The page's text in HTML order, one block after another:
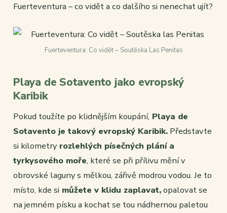
Fuerteventura – co vidět a co dalšího si nenechat ujít?
Fuerteventura: Co vidět – Soutěska Las Penitas
Playa de Sotavento jako evropský
Karibik
Pokud toužíte po klidnějším koupání, Playa de
Sotavento je takový evropský Karibik. Představte
si kilometryrozlehlých písečných plání a
tyrkysového moře, které se při přílivu mění v
obrovské laguny s mělkou, zářivě modrou vodou. Je to
místo, kde si můžete v klidu zaplavat,opalovat se
na jemném písku a kochat se tou nádhernou paletou